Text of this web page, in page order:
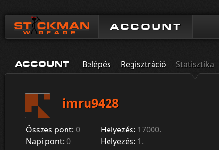
ACCOUNT
ACCOUNT Belépés Regisztráció Statisztika
imru9428
Összes pont: 0 Helyezés: 17000.
Napi pont: 0 Helyezés: 1.